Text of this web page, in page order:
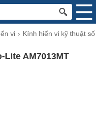
vi Kính hiển vi kỹ thuật số
AM7013MT